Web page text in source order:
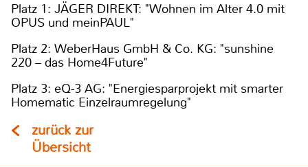
Platz 1: JÄGER DIREKT: "Wohnen im Alter 4.0 mit
OPUS und meinPAUL"
Platz 2: WeberHaus GmbH & Co. KG: "sunshine
220 – das Home4Future"
Platz 3: eQ-3 AG: "Energiesparprojekt mit smarter
Homematic Einzelraumregelung"
zurück zur
Übersicht